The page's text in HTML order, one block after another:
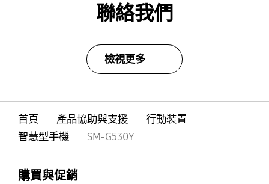
聯絡我們
檢視更多
首頁 產品協助與支援
行動裝置
智慧型手機
SM-G530Y
購買與促銷